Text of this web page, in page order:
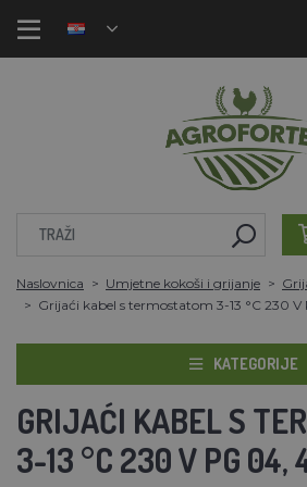
Naslovnica Umjetne kokoši i grijanje
Grijaći kabel s termostatom 3-13 °C 230
KATEGORIJE
GRIJAĆI KABEL S
3-13 °C 230 V PG 04,